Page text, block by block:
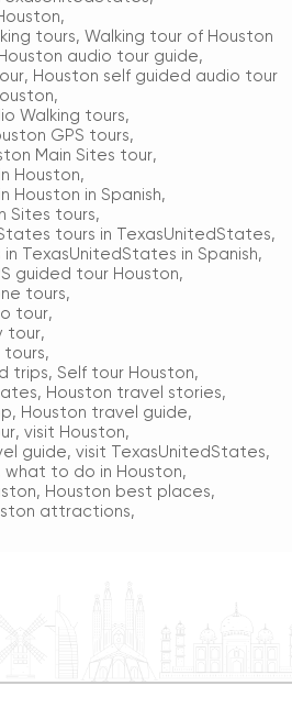
,
tours, Walking tour of Houston
audio tour guide,
, Houston self guided audio tour
,
Walking tours,
GPS tours,
Main Sites tour,
Houston,
Houston in Spanish,
Sites tours,
tours in TexasUnitedStates,
TexasUnitedStates in Spanish,
guided tour Houston,
tours,
tour,
tour,
,
trips, Self tour Houston,
, Houston travel stories,
, Houston travel guide,
, visit Houston,
guide, visit TexasUnitedStates,
what to do in Houston,
, Houston best places,
attractions,